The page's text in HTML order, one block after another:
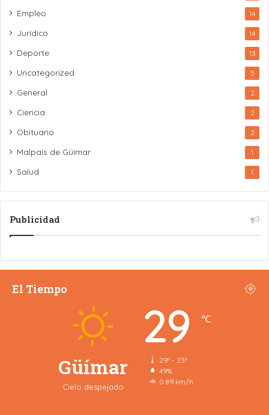
Empleo 14
Jurídico 14
Deporte 13
Uncategorized 5
General 2
Ciencia 2
Obituario 2
Malpaís de Güímar 1
Salud 1
Publicidad
El Tiempo
Güímar
Cielo despejado
29 ℃
29º - 23º
49%
0.89 km/h